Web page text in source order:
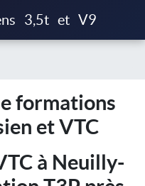
3,5t et V9
formations
et VTC
à Neuilly-